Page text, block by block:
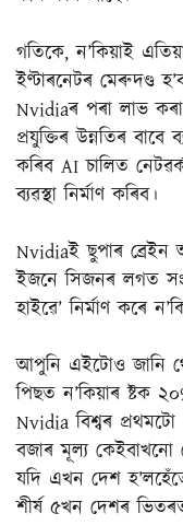
গতিকে, ন’কিয়াই
ইণ্টাৰনেটৰ মেৰুদণ্ড
Nvidiaৰ পৰা লাভ
প্ৰযুক্তিৰ উন্নতিৰ বাবে
কৰিব AI চালিত
ব্যৱস্থা নিৰ্মাণ কৰিব।
Nvidiaই ছুপাৰ ব্ৰেইন
ইজনে সিজনৰ লগত
হাইৱে’ নিৰ্মাণ কৰে
আপুনি এইটোও জানি
পিছত ন’কিয়াৰ ষ্টক
Nvidia বিশ্বৰ
বজাৰ মূল্য
যদি এখন দেশ
শীৰ্ষ ৫খন দেশৰ